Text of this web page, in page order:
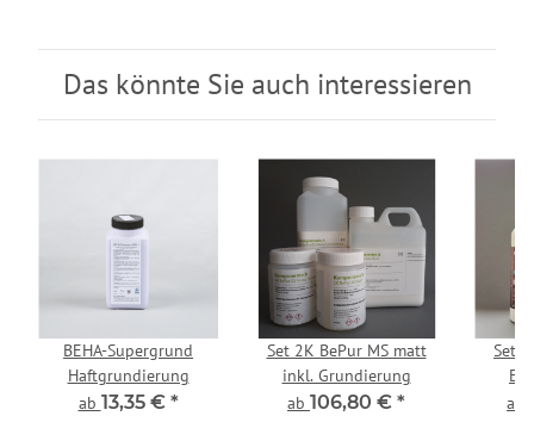
Das könnte Sie auch interessieren
BEHA-Supergrund
Haftgrundierung
ab 13,35 € *
Set 2K BePur MS matt
inkl. Grundierung
ab 106,80 € *
Set
ab